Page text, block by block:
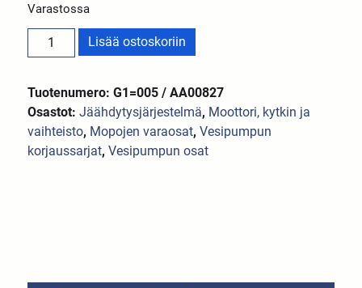
Varastossa
Lisää ostoskoriin
Tuotenumero: G1=005 / AA00827
Osastot:Jäähdytysjärjestelmä, Moottori, kytkin ja
vaihteisto, Mopojen varaosat,Vesipumpun
korjaussarjat,Vesipumpun osat